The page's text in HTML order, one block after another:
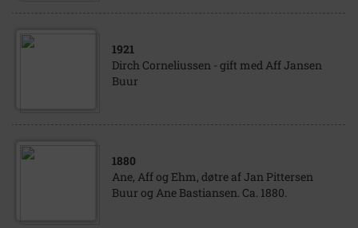
1921
Dirch Corneliussen - gift med Aff Jansen
Buur
1880
Ane, Aff og Ehm, døtre af Jan Pittersen
Buur og Ane Bastiansen. Ca. 1880.